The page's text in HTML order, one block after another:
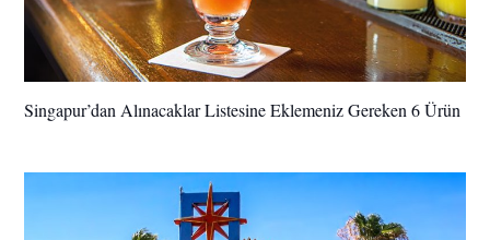
Singapur’dan Alınacaklar Listesine Eklemeniz Gereken 6 Ürün